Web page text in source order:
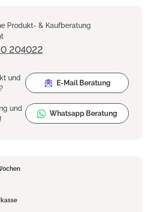
Produkt- & Kaufberatung
204022
und
E-Mail Beratung
und
Whatsapp Beratung